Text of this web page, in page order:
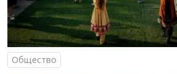
Общество